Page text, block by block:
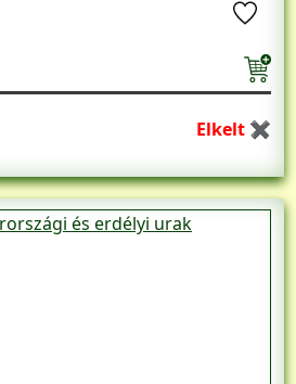
Elkelt ✖